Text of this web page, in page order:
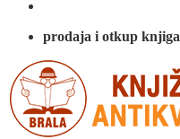
prodaja i otkup knjiga